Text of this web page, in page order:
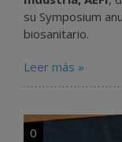
su Symposium
biosanitario.
Leer más »
0